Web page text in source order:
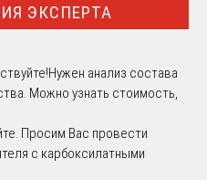
ЭКСПЕРТА
анализ состава
Можно узнать стоимость,
Просим Вас провести
с карбоксилатными